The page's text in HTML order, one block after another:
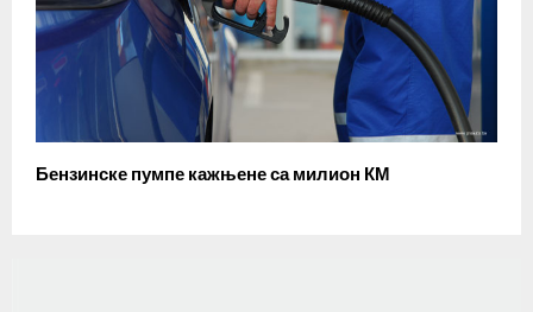
Бензинске пумпе кажњене са милион КМ